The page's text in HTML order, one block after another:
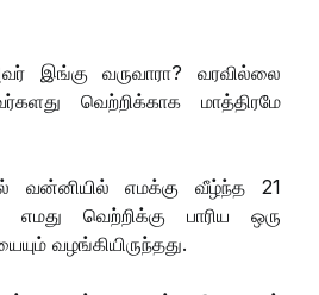
இங்கு வருவாரா? வரவில்லை
வெற்றிக்காக மாத்திரமே
வன்னியில் எமக்கு வீழ்ந்த 21
எமது வெற்றிக்கு பாரிய ஒரு
வழங்கியிருந்தது.